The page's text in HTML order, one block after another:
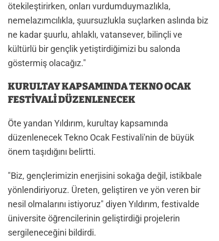
ötekileştirirken, onları vurdumduymazlıkla,
nemelazımcılıkla, şuursuzlukla suçlarken aslında biz
ne kadar şuurlu, ahlaklı, vatansever, bilinçli ve
kültürlü bir gençlik yetiştirdiğimizi bu salonda
göstermiş olacağız."
KURULTAY KAPSAMINDA TEKNO OCAK
FESTİVALİ DÜZENLENECEK
Öte yandan Yıldırım, kurultay kapsamında
düzenlenecek Tekno Ocak Festivali'nin de büyük
önem taşıdığını belirtti.
"Biz, gençlerimizin enerjisini sokağa değil, istikbale
yönlendiriyoruz. Üreten, geliştiren ve yön veren bir
nesil olmalarını istiyoruz" diyen Yıldırım, festivalde
üniversite öğrencilerinin geliştirdiği projelerin
sergileneceğini bildirdi.